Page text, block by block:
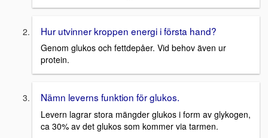
Hur utvinner kroppen energi i första hand?
Genom glukos och fettdepåer. Vid behov även ur
protein.
Nämn leverns funktion för glukos.
Levern lagrar stora mängder glukos i form av glykogen,
ca 30% av det glukos som kommer via tarmen.